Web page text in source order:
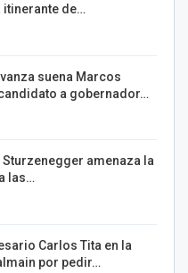
itinerante de…
suena Marcos
a gobernador…
amenaza la
las…
Carlos Tita en la
por pedir…